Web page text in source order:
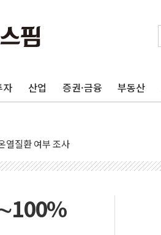
자 산업 증권·금융 부동산
부, 비상대응기구 가동
도 부동산 규제 철폐
페르세우스 유성우 관측
이상 폭우…호우경보 발효
집중 편성…체감온도 38도 넘으면 중단
' 전면 재검토 지시
곳 소나기
스스로 원칙 뒤집는 것"